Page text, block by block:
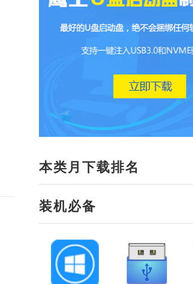
本类月下载排名
装机必备